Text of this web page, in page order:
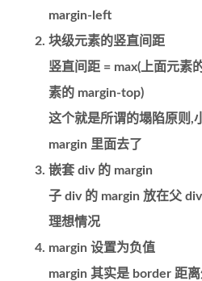
margin-left
块级元素的竖直间距
竖直间距 = max(上面元素
素的 margin-top)
这个就是所谓的塌陷原则,
margin 里面去了
嵌套 div 的 margin
子 div 的 margin 放在父
理想情况
margin 设置为负值
margin 其实是 border 距